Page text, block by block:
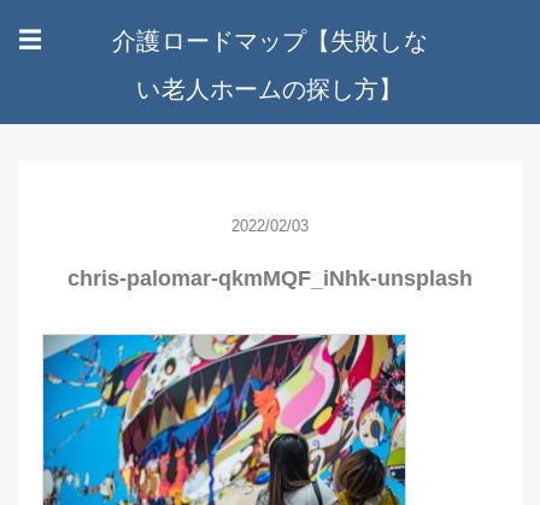
☰
介護ロードマップ【失敗しな
い老人ホームの探し方】
2022/02/03
chris-palomar-qkmMQF_iNhk-unsplash